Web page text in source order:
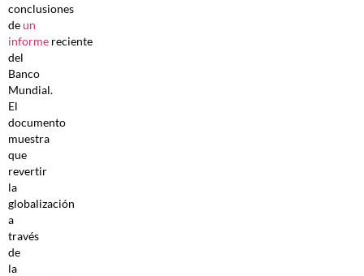
conclusiones
deun
informe reciente
del
Banco
Mundial.
El
documento
muestra
que
revertir
la
globalización
a
través
de
la